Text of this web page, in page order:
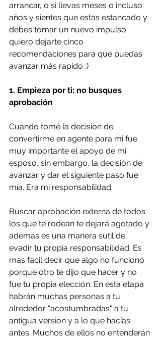
arrancar, o si llevas meses o incluso
años y sientes que estas estancado y
debes tomar un nuevo impulso
quiero dejarte cinco
recomendaciones para que puedas
avanzar más rapído ;)
1. Empieza por ti: no busques
aprobación
Cuando tomé la decisión de
convertirme en agente para mi fue
muy importante el apoyo de mi
esposo, sin embargo, la decisión de
avanzar y dar el siguiente paso fue
mía. Era mi responsabilidad.
Buscar aprobación externa de todos
los que te rodean te dejará agotado y
además es una manera sutil de
evadir tu propia responsabilidad. Es
mas fácil decir que algo no funcionó
porque otro te dijo que hacer y no
fue tu propia elección. En esta etapa
habrán muchas personas a tu
alrededor "acostumbradas" a tu
antigua versión y a lo que hacías
antes. Muchos de ellos no entenderán